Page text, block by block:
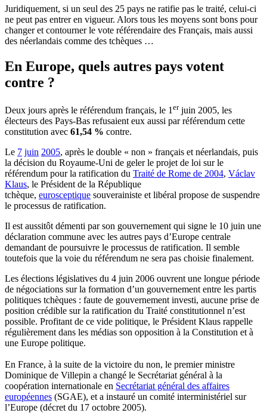
Juridiquement, si un seul des 25 pays ne ratifie pas le traité, celui-ci
ne peut pas entrer en vigueur. Alors tous les moyens sont bons pour
changer et contourner le vote référendaire des Français, mais aussi
des néerlandais comme des tchèques …
En Europe, quels autres pays votent
contre ?
Deux jours après le référendum français, le 1 erjuin 2005, les
électeurs des Pays-Bas refusaient eux aussi par référendum cette
constitution avec 61,54 % contre.
Le 7 juin 2005, après le double « non » français et néerlandais, puis
la décision du Royaume-Uni de geler le projet de loi sur le
référendum pour la ratification du Traité de Rome de 2004, Václav
Klaus, le Président de la République
tchèque, eurosceptique souverainiste et libéral propose de suspendre
le processus de ratification.
Il est aussitôt démenti par son gouvernement qui signe le 10 juin une
déclaration commune avec les autres pays d’Europe centrale
demandant de poursuivre le processus de ratification. Il semble
toutefois que la voie du référendum ne sera pas choisie finalement.
Les élections législatives du 4 juin 2006 ouvrent une longue période
de négociations sur la formation d’un gouvernement entre les partis
politiques tchèques : faute de gouvernement investi, aucune prise de
position crédible sur la ratification du Traité constitutionnel n’est
possible. Profitant de ce vide politique, le Président Klaus rappelle
régulièrement dans les médias son opposition à la Constitution et à
une Europe politique.
En France, à la suite de la victoire du non, le premier ministre
Dominique de Villepin a changé le Secrétariat général à la
coopération internationale en Secrétariat général des affaires
européennes (SGAE), et a instauré un comité interministériel sur
l’Europe (décret du 17 octobre 2005).